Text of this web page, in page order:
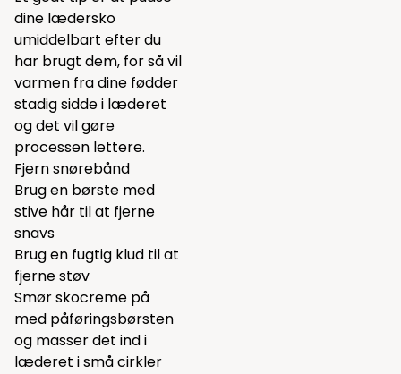
dine lædersko
umiddelbart efter du
har brugt dem, for så vil
varmen fra dine fødder
stadig sidde i læderet
og det vil gøre
processen lettere.
Fjern snørebånd
Brug en børste med
stive hår til at fjerne
snavs
Brug en fugtig klud til at
fjerne støv
Smør skocreme på
med påføringsbørsten
og masser det ind i
læderet i små cirkler